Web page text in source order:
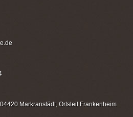
Markranstädt, Ortsteil Frankenheim